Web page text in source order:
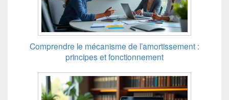
Comprendre le mécanisme de l’amortissement :
principes et fonctionnement